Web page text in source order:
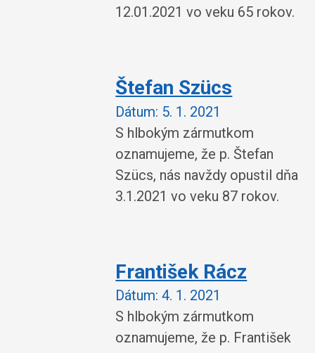
12.01.2021 vo veku 65 rokov.
Štefan Szücs
Dátum: 5. 1. 2021
S hlbokým zármutkom
oznamujeme, že p. Štefan
Szücs, nás navždy opustil dňa
3.1.2021 vo veku 87 rokov.
František Rácz
Dátum: 4. 1. 2021
S hlbokým zármutkom
oznamujeme, že p. František